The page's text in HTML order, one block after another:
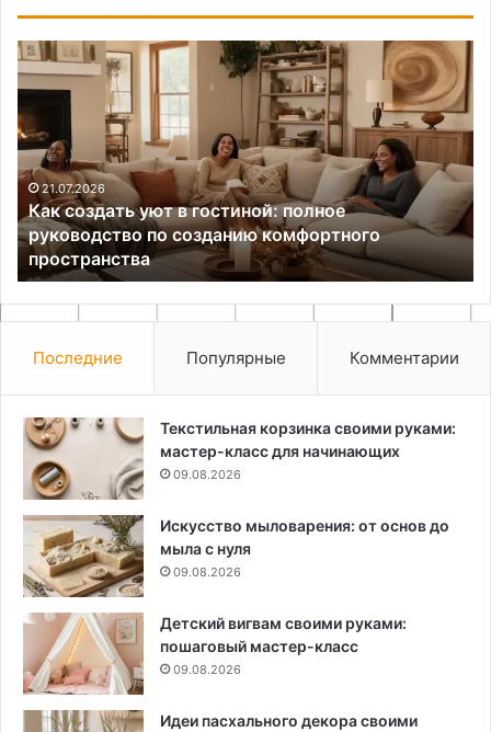
Как
создать
в
гостиной:
полное
руководство
по
созданию
комфортного
пространства
21.07.2026
Как создать уют в гостиной: полное
руководство по созданию комфортного
пространства
и
Последние Популярные Комментарии
Текстильная корзинка своими руками:
мастер-класс для начинающих
09.08.2026
Искусство мыловарения: от основ до
мыла с нуля
09.08.2026
Детский вигвам своими руками:
пошаговый мастер-класс
09.08.2026
Идеи пасхального декора своими